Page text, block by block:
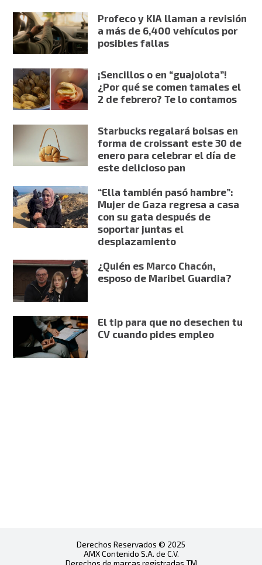
Profeco y KIA llaman a revisión
a más de 6,400 vehículos por
posibles fallas
¡Sencillos o en “guajolota”!
¿Por qué se comen tamales el
2 de febrero? Te lo contamos
Starbucks regalará bolsas en
forma de croissant este 30 de
enero para celebrar el día de
este delicioso pan
“Ella también pasó hambre”:
Mujer de Gaza regresa a casa
con su gata después de
soportar juntas el
desplazamiento
¿Quién es Marco Chacón,
esposo de Maribel Guardia?
El tip para que no desechen tu
CV cuando pides empleo
Derechos Reservados © 2025
AMX Contenido S.A. de C.V.
Derechos de marcas registradas TM